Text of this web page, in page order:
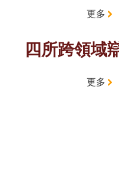
更多
四所跨領域
更多